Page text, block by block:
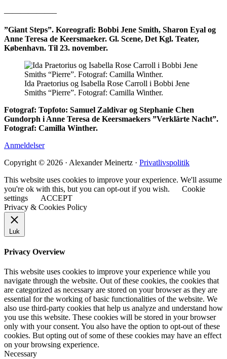
——————–
”Giant Steps”. Koreografi: Bobbi Jene Smith, Sharon Eyal og
Anne Teresa de Keersmaeker. Gl. Scene, Det Kgl. Teater,
København. Til 23. november.
Ida Praetorius og Isabella Rose Carroll i Bobbi Jene
Smiths “Pierre”. Fotograf: Camilla Winther.
Fotograf: Topfoto: Samuel Zaldivar og Stephanie Chen
Gundorph i Anne Teresa de Keersmaekers ”Verklärte Nacht”.
Fotograf: Camilla Winther.
Anmeldelser
Copyright © 2026 · Alexander Meinertz · Privatlivspolitik
This website uses cookies to improve your experience. We'll assume
you're ok with this, but you can opt-out if you wish.
Cookie
settings
ACCEPT
Privacy & Cookies Policy
Luk
Privacy Overview
This website uses cookies to improve your experience while you
navigate through the website. Out of these cookies, the cookies that
are categorized as necessary are stored on your browser as they are
essential for the working of basic functionalities of the website. We
also use third-party cookies that help us analyze and understand how
you use this website. These cookies will be stored in your browser
only with your consent. You also have the option to opt-out of these
cookies. But opting out of some of these cookies may have an effect
on your browsing experience.
Necessary